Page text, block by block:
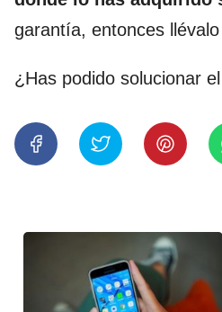
garantía, entonces
¿Has podido solucionar